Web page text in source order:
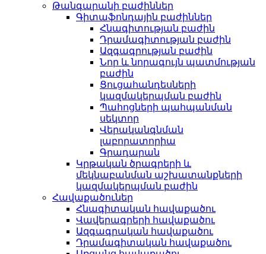
Թանգարանի բաժիններ
Գիտաֆոնդային բաժիններ
Հնագիտության բաժին
Դրամագիտության բաժին
Ազգագրության բաժին
Նոր և նորագույն պատմության
բաժին
Ցուցահանդեսների
կազմակերպման բաժին
Պահոցների պահպանման
սեկտոր
Վերականգնման
լաբորատորիա
Գրադարան
Կրթական ծրագրերի և
մեկնաբանման աշխատանքների
կազմակերպման բաժին
Հավաքածուներ
Հնագիտական հավաքածու
Վավերագրերի հավաքածու
Ազգագրական հավաքածու
Դրամագիտական հավաքածու